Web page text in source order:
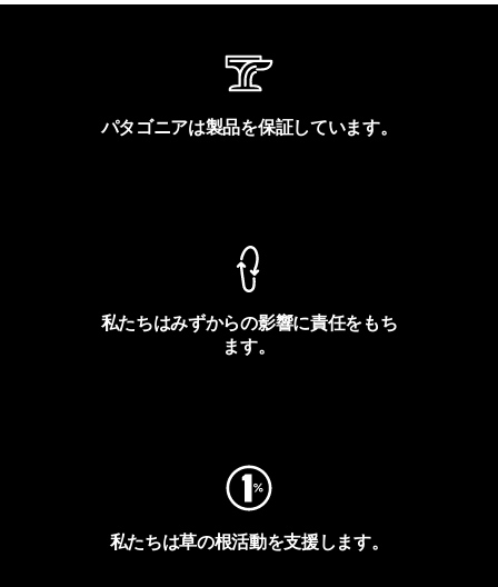
パタゴニアは製品を保証しています。
私たちはみずからの影響に責任をもち
ます。
私たちは草の根活動を支援します。